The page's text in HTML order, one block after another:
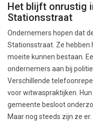
Het blijft onrustig
Stationsstraat
Ondernemers hopen dat
Stationsstraat. Ze hebben
moeite kunnen bestaan.
ondernemers aan bij
Verschillende
voor witwaspraktijken.
gemeente besloot
Maar nog steeds zijn ze er.